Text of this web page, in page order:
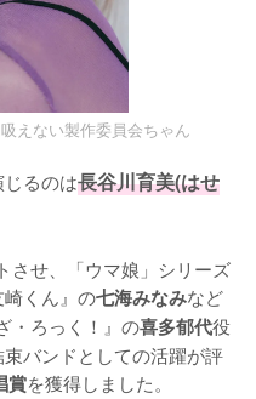
えない製作委員会ちゃん
るのは長谷川育美(はせ
させ、「ウマ娘」シリーズ
くん』の七海みなみなど
・ろっく！』の喜多郁代役
バンドとしての活躍が評
賞を獲得しました。